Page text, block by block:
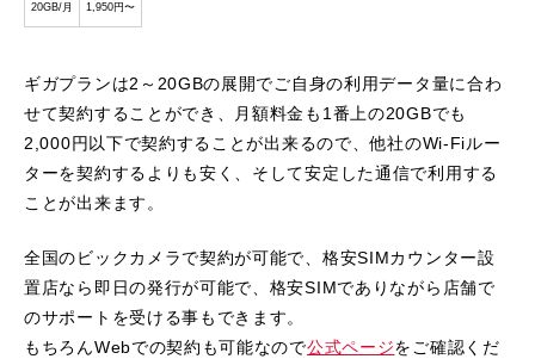
20GB/月 1,950円〜
ギガプランは2～20GBの展開でご自身の利用データ量に合わ
せて契約することができ、月額料金も1番上の20GBでも
2,000円以下で契約することが出来るので、他社のWi-Fiルー
ターを契約するよりも安く、そして安定した通信で利用する
ことが出来ます。
全国のビックカメラで契約が可能で、格安SIMカウンター設
置店なら即日の発行が可能で、格安SIMでありながら店舗で
のサポートを受ける事もできます。
もちろんWebでの契約も可能なので公式ページをご確認くだ